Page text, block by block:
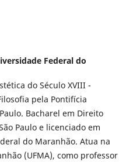
Federal do
do Século XVIII -
pela Pontifícia
Bacharel em Direito
Paulo e licenciado em
do Maranhão. Atua na
(UFMA), como professor